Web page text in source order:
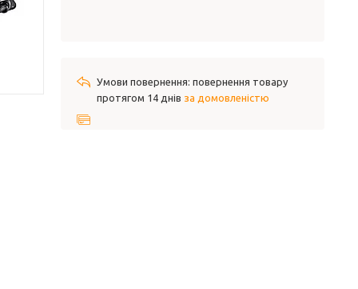
повернення товару
протягом 14 днів за домовленістю